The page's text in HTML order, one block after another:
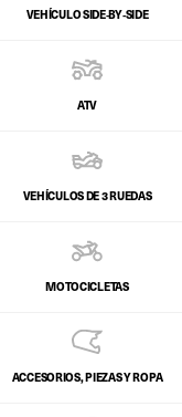
VEHÍCULO SIDE‑BY‑SIDE
ATV
VEHÍCULOS DE 3 RUEDAS
MOTOCICLETAS
ACCESORIOS, PIEZAS Y ROPA